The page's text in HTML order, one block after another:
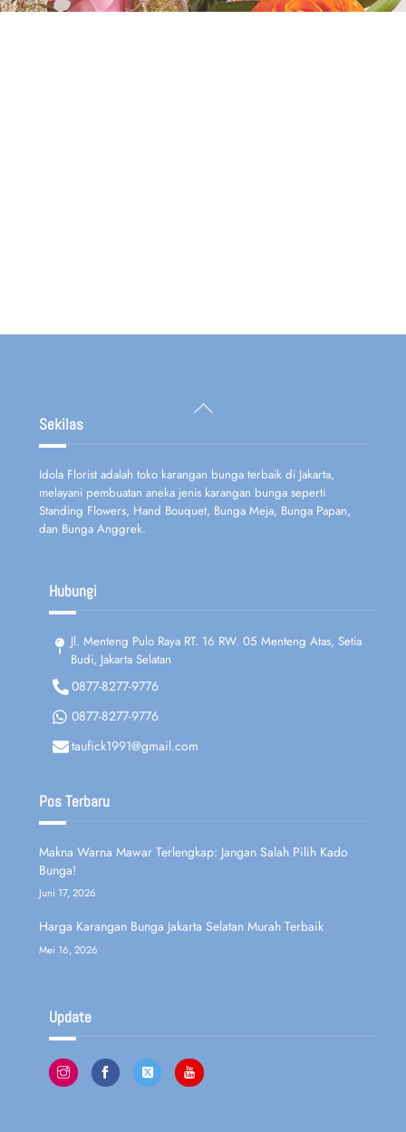
Back
To
Sekilas
Idola Florist adalah toko karangan bunga terbaik di Jakarta,
melayani pembuatan aneka jenis karangan bunga seperti
Standing Flowers, Hand Bouquet, Bunga Meja, Bunga Papan,
dan Bunga Anggrek.
Hubungi
Jl. Menteng Pulo Raya RT. 16 RW. 05 Menteng Atas, Setia
Budi, Jakarta Selatan
0877-8277-9776
0877-8277-9776
taufick1991@gmail.com
Pos Terbaru
Makna Warna Mawar Terlengkap: Jangan Salah Pilih Kado
Bunga!
Juni 17, 2026
Harga Karangan Bunga Jakarta Selatan Murah Terbaik
Mei 16, 2026
Update